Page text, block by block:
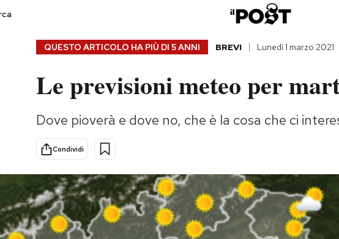
Consumismi
Storie/Idee
Ok Boomer!
Europa
Altrecose
QUESTO ARTICOLO HA PIÙ DI 5 ANNI BREVI Lunedì 1 marzo 2021
Le previsioni meteo per
Dove pioverà e dove no, che è la cosa che ci
Condividi